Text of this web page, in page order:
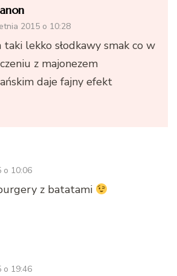
2015 o 10:28
taki lekko słodkawy smak co w
z majonezem
daje fajny efekt
o 10:06
z batatami
o 19:46